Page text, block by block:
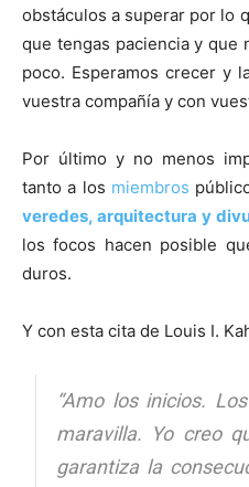
obstáculos a superar por lo
que tengas paciencia y que
poco. Esperamos crecer y
vuestra compañía y con
Por último y no menos
tanto a los miembros
veredes, arquitectura y
los focos hacen posible
duros.
Y con esta cita de Louis I.
“Amo los inicios.
maravilla. Yo creo
garantiza la